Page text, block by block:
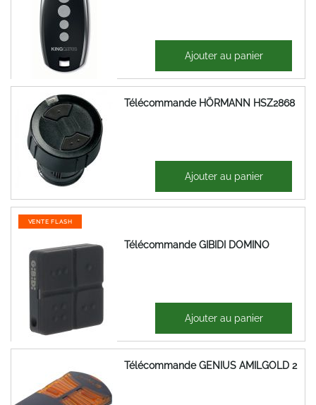
25,81 €
21,51 € Ajouter au panier
Télécommande HÖRMANN HSZ2868
96,86 €
80,72 € Ajouter au panier
VENTE FLASH
Télécommande GIBIDI DOMINO
30,13 €
Ajouter au panier
Télécommande GENIUS AMILGOLD 2